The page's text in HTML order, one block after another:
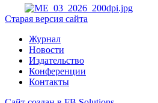
Старая версия сайта
Журнал
Новости
Издательство
Конференции
Контакты